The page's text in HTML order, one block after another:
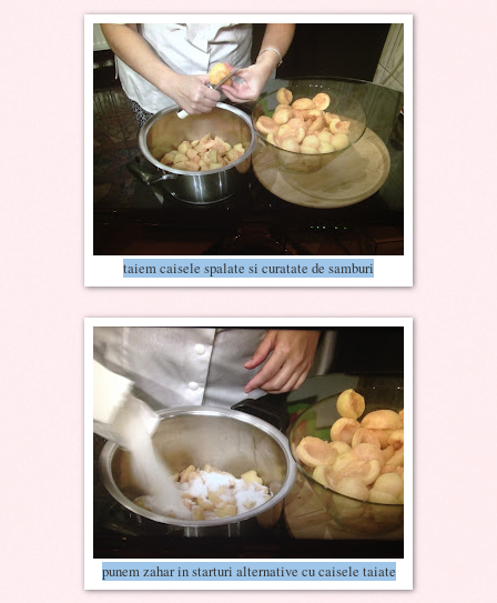
taiem caisele spalate si curatate de samburi
punem zahar in starturi alternative cu caisele taiate